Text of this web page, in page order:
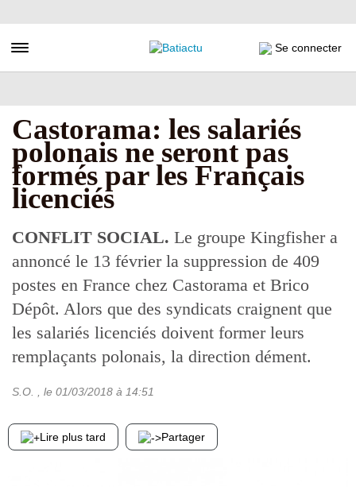
au
principal
Toggle navigation Se connecter
Castorama: les salariés
polonais ne seront pas
formés par les Français
licenciés
CONFLIT SOCIAL. Le groupe Kingfisher a
annoncé le 13 février la suppression de 409
postes en France chez Castorama et Brico
Dépôt. Alors que des syndicats craignent que
les salariés licenciés doivent former leurs
remplaçants polonais, la direction dément.
S.O. , le 01/03/2018 à 14:51
Lire plus tard Partager